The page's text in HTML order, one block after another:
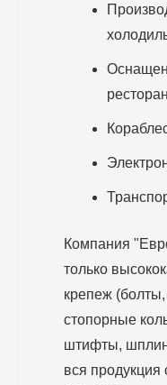
Компания
только
крепеж
стопорные
штифты,
вся продукция